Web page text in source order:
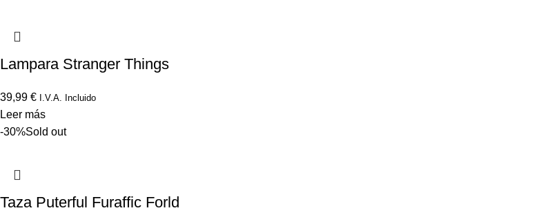
Lampara Stranger Things
39,99 € I.V.A. Incluido
Leer más
-30%Sold out
Taza Puterful Furaffic Forld